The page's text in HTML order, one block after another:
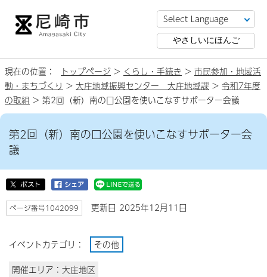
やさしいにほんご
現在の位置： トップページ > くらし・手続き > 市民参加・地域活
動・まちづくり > 大庄地域振興センター 大庄地域課 > 令和7年度
の取組 > 第2回（新）南の口公園を使いこなすサポーター会議
第2回（新）南の口公園を使いこなすサポーター会
議
ページ番号1042099 更新日 2025年12月11日
イベントカテゴリ：
その他
開催エリア：大庄地区